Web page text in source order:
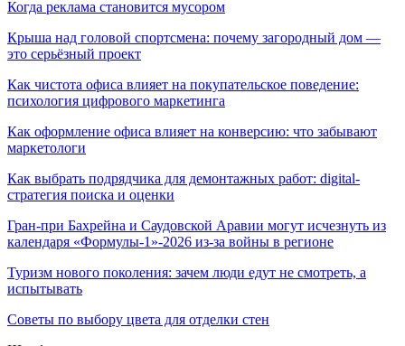
Когда реклама становится мусором
Крыша над головой спортсмена: почему загородный дом —
это серьёзный проект
Как чистота офиса влияет на покупательское поведение:
психология цифрового маркетинга
Как оформление офиса влияет на конверсию: что забывают
маркетологи
Как выбрать подрядчика для демонтажных работ: digital-
стратегия поиска и оценки
Гран-при Бахрейна и Саудовской Аравии могут исчезнуть из
календаря «Формулы-1»-2026 из-за войны в регионе
Туризм нового поколения: зачем люди едут не смотреть, а
испытывать
Советы по выбору цвета для отделки стен